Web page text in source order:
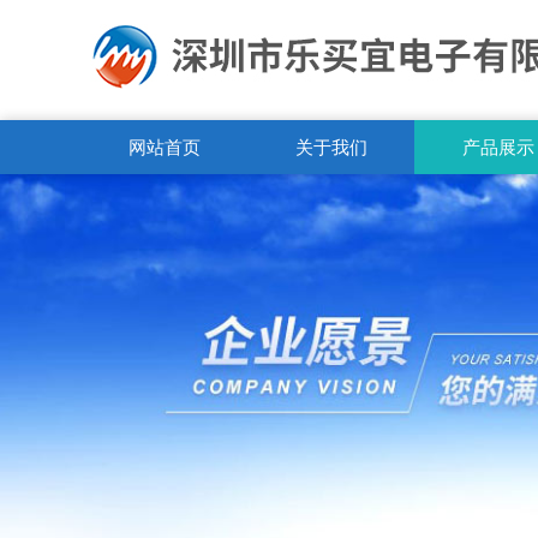
网站首页 关于我们 产品展示